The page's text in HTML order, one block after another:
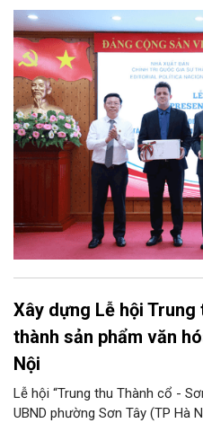
Đảng, Nhà nước và nhân dân
Nhà xuất bản Chính trị quốc
giáo Trung ương tổ chức Lễ
tác phẩm chọn lọc của Tổng Tư
tập bằng tiếng Tây Ban Nha.
Xây dựng Lễ hội Trung
thành sản phẩm văn
Nội
Lễ hội “Trung thu Thành cổ -
UBND phường Sơn Tây (TP Hà